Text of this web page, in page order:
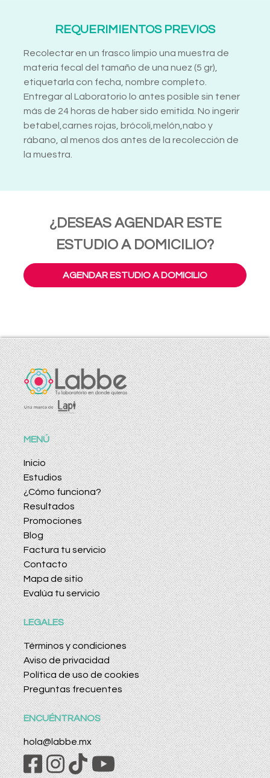
REQUERIMIENTOS PREVIOS
Recolectar en un frasco limpio una muestra de
materia fecal del tamaño de una nuez (5 gr),
etiquetarla con fecha, nombre completo.
Entregar al Laboratorio lo antes posible sin tener
más de 24 horas de haber sido emitida. No ingerir
betabel,carnes rojas, brócoli,melón,nabo y
rábano, al menos dos antes de la recolección de
la muestra.
¿DESEAS AGENDAR ESTE
ESTUDIO A DOMICILIO?
AGENDAR ESTUDIO A DOMICILIO
MENÚ
Inicio
Estudios
¿Cómo funciona?
Resultados
Promociones
Blog
Factura tu servicio
Contacto
Mapa de sitio
Evalúa tu servicio
LEGALES
Términos y condiciones
Aviso de privacidad
Política de uso de cookies
Preguntas frecuentes
ENCUÉNTRANOS
hola@labbe.mx